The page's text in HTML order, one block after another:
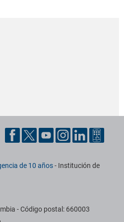
de 10 años- Institución de
- Código postal: 660003